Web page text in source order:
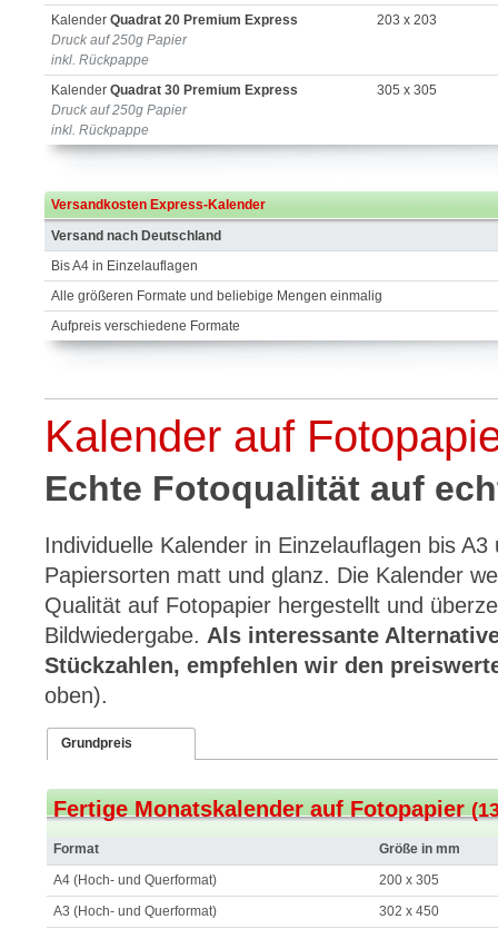
Kalender Quadrat 20 Premium Express
Druck auf 250g Papier
inkl. Rückpappe
203 x 203
Kalender Quadrat 30 Premium Express
Druck auf 250g Papier
inkl. Rückpappe
305 x 305
Versandkosten Express-Kalender
Versand nach Deutschland
Bis A4 in Einzelauflagen
Alle größeren Formate und beliebige Mengen einmalig
Aufpreis verschiedene Formate
Kalender auf
Echte Fotoqualität auf
Individuelle Kalender in Einzelauflagen bis
Papiersorten matt und glanz. Die Kalender
Qualität auf Fotopapier hergestellt und
Bildwiedergabe. Als interessante
Stückzahlen, empfehlen wir den
oben).
Grundpreis
Fertige Monatskalender auf Fotopapier
Format
Größe in mm
A4 (Hoch- und Querformat)
200 x 305
A3 (Hoch- und Querformat)
302 x 450